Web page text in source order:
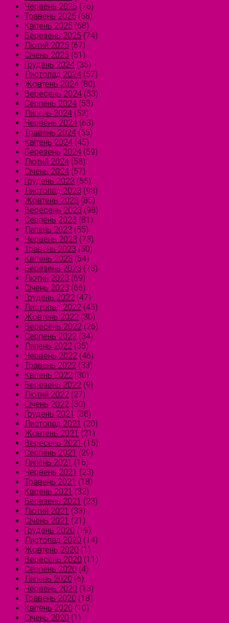
Червень 2025 (76)
Травень 2025 (68)
Квітень 2025 (68)
Березень 2025 (74)
Лютий 2025 (67)
Січень 2025 (51)
Грудень 2024 (35)
Листопад 2024 (57)
Жовтень 2024 (80)
Вересень 2024 (53)
Серпень 2024 (53)
Липень 2024 (52)
Червень 2024 (63)
Травень 2024 (55)
Квітень 2024 (45)
Березень 2024 (59)
Лютий 2024 (58)
Січень 2024 (57)
Грудень 2023 (55)
Листопад 2023 (93)
Жовтень 2023 (85)
Вересень 2023 (98)
Серпень 2023 (81)
Липень 2023 (55)
Червень 2023 (73)
Травень 2023 (50)
Квітень 2023 (54)
Березень 2023 (73)
Лютий 2023 (69)
Січень 2023 (66)
Грудень 2022 (47)
Листопад 2022 (45)
Жовтень 2022 (30)
Вересень 2022 (26)
Серпень 2022 (34)
Липень 2022 (35)
Червень 2022 (46)
Травень 2022 (33)
Квітень 2022 (30)
Березень 2022 (9)
Лютий 2022 (27)
Січень 2022 (30)
Грудень 2021 (38)
Листопад 2021 (20)
Жовтень 2021 (21)
Вересень 2021 (15)
Серпень 2021 (29)
Липень 2021 (16)
Червень 2021 (23)
Травень 2021 (18)
Квітень 2021 (32)
Березень 2021 (23)
Лютий 2021 (33)
Січень 2021 (21)
Грудень 2020 (19)
Листопад 2020 (14)
Жовтень 2020 (1)
Вересень 2020 (11)
Серпень 2020 (4)
Липень 2020 (6)
Червень 2020 (13)
Травень 2020 (18)
Квітень 2020 (10)
Січень 2020 (1)